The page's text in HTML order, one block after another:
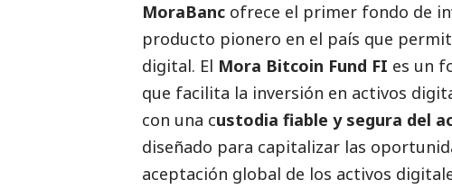
MoraBanc ofrece el primer fondo de
producto pionero en el país que
digital. El Mora Bitcoin Fund FI es un
que facilita la inversión en activos
con una custodia fiable y segura del
diseñado para capitalizar las
aceptación global de los activos